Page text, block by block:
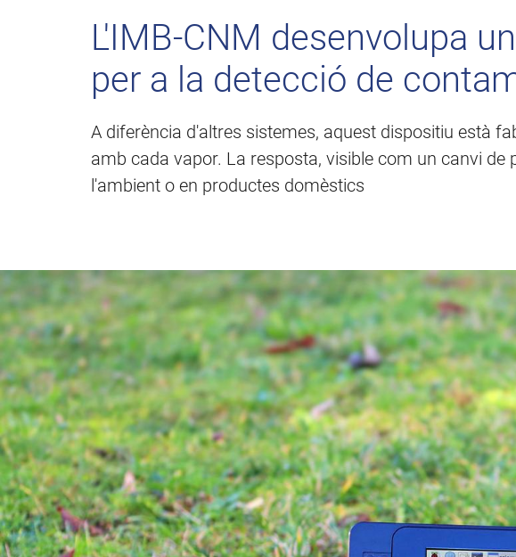
L'IMB-CNM desenvolupa
per a la detecció de
A diferència d'altres sistemes, aquest dispositiu està
amb cada vapor. La resposta, visible com un canvi
l'ambient o en productes domèstics